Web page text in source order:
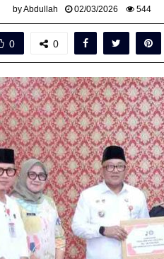
byAbdullah 02/03/2026 544
0 0